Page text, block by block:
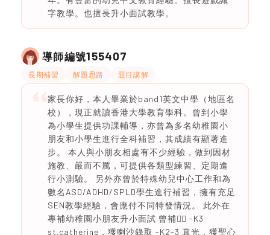
字教學。也擅長升小面試教學。
導師編號155407
長期補習 解題思路 題目講解
家長你好，本人畢業於band1英文中學（地區名
校），現正就讀香港大學教育學科。曾到小學
為小學生提供功課輔導，亦曾為多名幼稚園小
朋友和小學生進行全科補習，其成績有顯著進
步。 本人與小朋友相處有不少經驗，做到因材
施教、嚴而不厲，可提供各類型練習、定期進
行小測驗。 另外亦曾於特殊幼兒中心工作和為
數名ASD/ADHD/SPLD學生進行補習，擁有充足
SEN教學經驗，會應付不同特發情況。 此外在
專補幼稚園小朋友升小面試 曾補👇🏻 -K3
st.catherine，獲喇沙錄取 -K2-3 真光，獲聖心